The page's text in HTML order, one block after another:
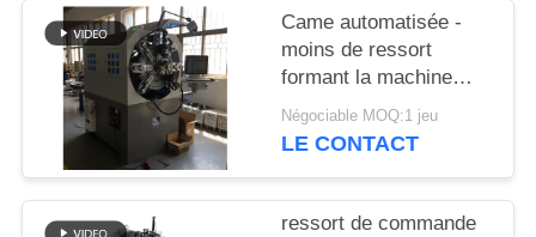
Came automatisée -
moins de ressort
formant la machine
avec haches rotatoires
de fil les 12
Négociable MOQ:1 jeu
LE CONTACT
ressort de commande